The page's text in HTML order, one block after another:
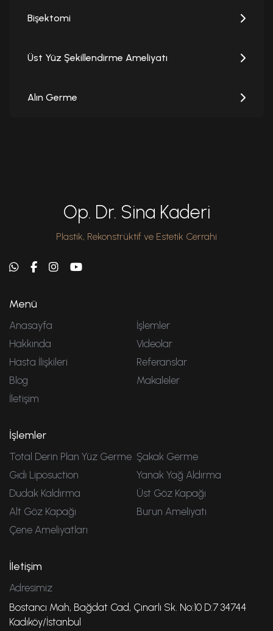
Bişektomi
Üst Yüz Şekillendirme Ameliyatı
Alın Germe
Op. Dr. Sina Kaderi
Plastik, Rekonstrüktif ve Estetik Cerrahi
Menü
Anasayfa
İşlemler
Hakkında
Videolar
Hasta İlişkileri
Referanslar
Blog
Makaleler
İletişim
İşlemler
Total Derin Plan Yüz Germe Şakak Germe
Gıdı Liposuction
Yanak Yağ Aldırma
Dudak Kaldırma
Üst Göz Kapağı
Alt Göz Kapağı
Burun Ameliyatı
Çene Ameliyatları
İletişim
Adresimiz
Bostancı Mah, Bağdat Cad, Çınarlı Sk. No:10 D:7 34744
Kadıköy/İstanbul